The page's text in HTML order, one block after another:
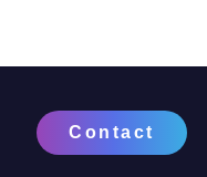
Contact